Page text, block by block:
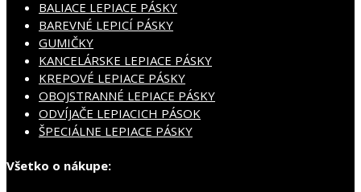
BALIACE LEPIACE PÁSKY
BAREVNÉ LEPICÍ PÁSKY
GUMIČKY
KANCELÁRSKE LEPIACE PÁSKY
KREPOVÉ LEPIACE PÁSKY
OBOJSTRANNÉ LEPIACE PÁSKY
ODVÍJAČE LEPIACICH PÁSOK
ŠPECIÁLNE LEPIACE PÁSKY
Všetko o nákupe: